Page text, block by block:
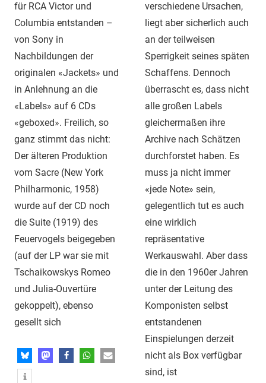
für RCA Victor und
Columbia entstanden –
von Sony in
Nachbildungen der
originalen «Jackets» und
in Anlehnung an die
«Labels» auf 6 CDs
«geboxed». Freilich, so
ganz stimmt das nicht:
Der älteren Produktion
vom Sacre (New York
Philharmonic, 1958)
wurde auf der CD noch
die Suite (1919) des
Feuervogels beigegeben
(auf der LP war sie mit
Tschaikowskys Romeo
und Julia-Ouvertüre
gekoppelt), ebenso
gesellt sich
verschiedene Ursachen,
liegt aber sicherlich auch
an der teilweisen
Sperrigkeit seines späten
Schaffens. Dennoch
überrascht es, dass nicht
alle großen Labels
gleichermaßen ihre
Archive nach Schätzen
durchforstet haben. Es
muss ja nicht immer
«jede Note» sein,
gelegentlich tut es auch
eine wirklich
repräsentative
Werkauswahl. Aber dass
die in den 1960er Jahren
unter der Leitung des
Komponisten selbst
entstandenen
Einspielungen derzeit
nicht als Box verfügbar
sind, ist